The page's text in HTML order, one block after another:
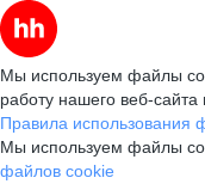
Мы используем файлы
работу нашего веб-сайта
Правила использования
Мы используем файлы
файлов cookie